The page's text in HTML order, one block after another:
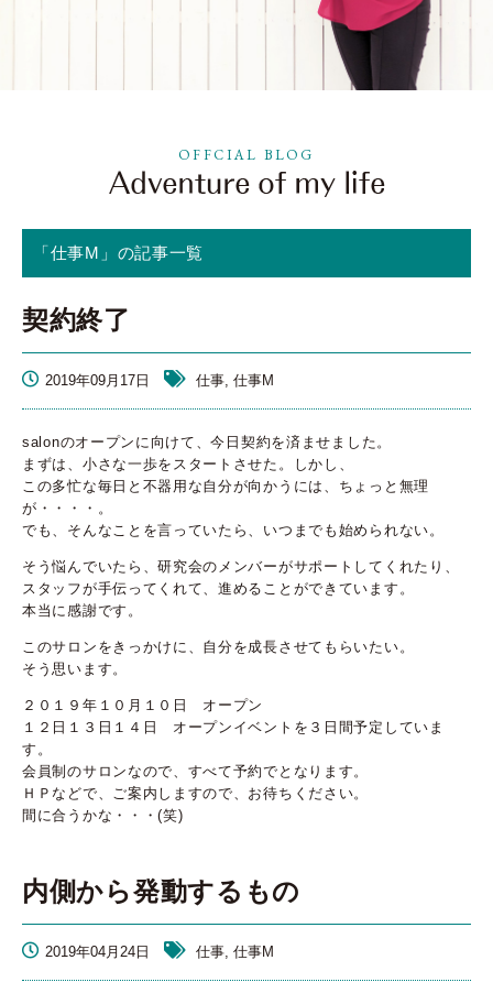
OFFCIAL BLOG
「仕事M」の記事一覧
契約終了
2019年09月17日 仕事, 仕事M
salonのオープンに向けて、今日契約を済ませました。
まずは、小さな一歩をスタートさせた。しかし、
この多忙な毎日と不器用な自分が向かうには、ちょっと無理
が・・・・。
でも、そんなことを言っていたら、いつまでも始められない。
そう悩んでいたら、研究会のメンバーがサポートしてくれたり、
スタッフが手伝ってくれて、進めることができています。
本当に感謝です。
このサロンをきっかけに、自分を成長させてもらいたい。
そう思います。
２０１９年１０月１０日 オープン
１２日１３日１４日 オープンイベントを３日間予定していま
す。
会員制のサロンなので、すべて予約でとなります。
ＨＰなどで、ご案内しますので、お待ちください。
間に合うかな・・・(笑)
内側から発動するもの
2019年04月24日 仕事, 仕事M